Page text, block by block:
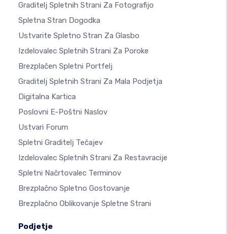
Graditelj Spletnih Strani Za Fotografijo
Spletna Stran Dogodka
Ustvarite Spletno Stran Za Glasbo
Izdelovalec Spletnih Strani Za Poroke
Brezplačen Spletni Portfelj
Graditelj Spletnih Strani Za Mala Podjetja
Digitalna Kartica
Poslovni E-Poštni Naslov
Ustvari Forum
Spletni Graditelj Tečajev
Izdelovalec Spletnih Strani Za Restavracije
Spletni Načrtovalec Terminov
Brezplačno Spletno Gostovanje
Brezplačno Oblikovanje Spletne Strani
Podjetje